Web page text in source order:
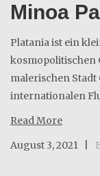
Minoa
Platania ist ein
kosmopolitischen
malerischen
internationalen
Read More
August 3, 2021